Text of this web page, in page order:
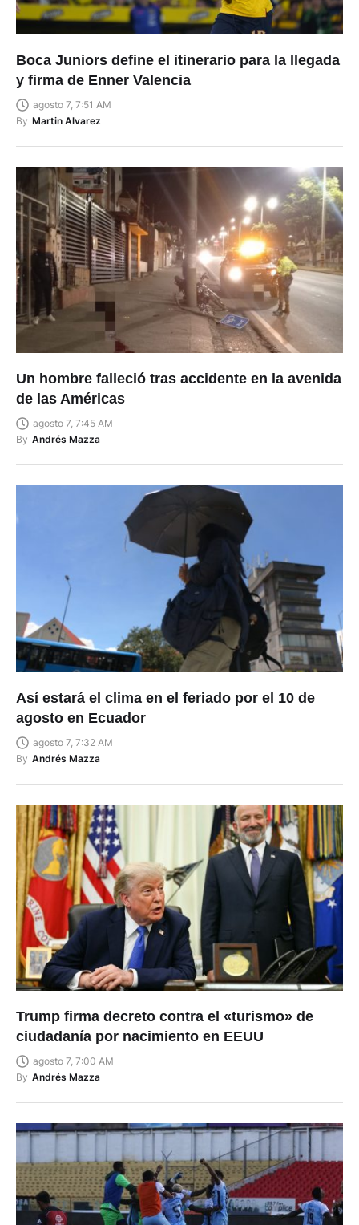
Boca Juniors define el itinerario para la llegada
y firma de Enner Valencia
agosto 7, 7:51 AM
By Martin Alvarez
Un hombre falleció tras accidente en la avenida
de las Américas
agosto 7, 7:45 AM
By Andrés Mazza
Así estará el clima en el feriado por el 10 de
agosto en Ecuador
agosto 7, 7:32 AM
By Andrés Mazza
Trump firma decreto contra el «turismo» de
ciudadanía por nacimiento en EEUU
agosto 7, 7:00 AM
By Andrés Mazza